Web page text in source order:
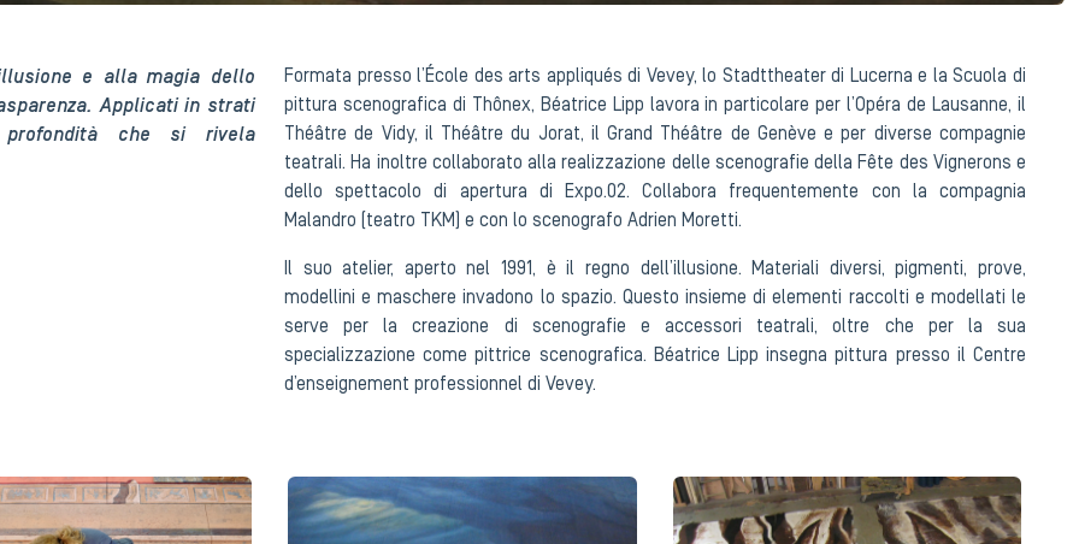
e alla magia dello
Applicati in strati
profondità che si rivela
Formata presso l’École des arts appliqués di Vevey, lo Stadttheater di Lucerna e la Scuola di
pittura scenografica di Thônex, Béatrice Lipp lavora in particolare per l’Opéra de Lausanne, il
Théâtre de Vidy, il Théâtre du Jorat, il Grand Théâtre de Genève e per diverse compagnie
teatrali. Ha inoltre collaborato alla realizzazione delle scenografie della Fête des Vignerons e
dello spettacolo di apertura di Expo.02. Collabora frequentemente con la compagnia
Malandro (teatro TKM) e con lo scenografo Adrien Moretti.
Il suo atelier, aperto nel 1991, è il regno dell’illusione. Materiali diversi, pigmenti, prove,
modellini e maschere invadono lo spazio. Questo insieme di elementi raccolti e modellati le
serve per la creazione di scenografie e accessori teatrali, oltre che per la sua
specializzazione come pittrice scenografica. Béatrice Lipp insegna pittura presso il Centre
d’enseignement professionnel di Vevey.